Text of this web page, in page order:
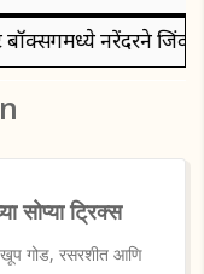
नरेंदरने जिंकले
ट्रिक्स
गोड, रसरशीत आणि